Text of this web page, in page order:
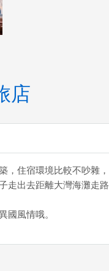
店
，住宿環境比較不吵雜
走出去距離大灣海灘走
國風情哦。